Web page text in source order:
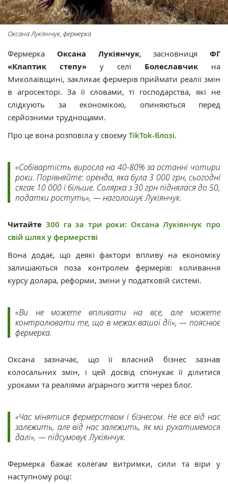
Оксана Лукіянчук, фермерка
Фермерка Оксана Лукіянчук, засновниця ФГ
«Клаптик степу» у селі Болеславчик на
Миколаївщині, закликає фермерів приймати реалії змін
в агросекторі. За її словами, ті господарства, які не
слідкують за економікою, опиняються перед
серйозними труднощами.
Про це вона розповіла у своєму TikTok-блозі.
«Собівартість виросла на 40-80% за останні чотири
роки. Порівняйте: оренда, яка була 3 000 грн, сьогодні
сягає 10 000 і більше. Солярка з 30 грн піднялася до 50,
податки ростуть», — наголошує Лукіянчук.
Читайте 300 га за три роки: Оксана Лукіянчук про
свій шлях у фермерстві
Вона додає, що деякі фактори впливу на економіку
залишаються поза контролем фермерів: коливання
курсу долара, реформи, зміни у податковій системі.
«Ви не можете впливати на все, але можете
контролювати те, що в межах вашої дії», — пояснює
фермерка.
Оксана зазначає, що її власний бізнес зазнав
колосальних змін, і цей досвід спонукає її ділитися
уроками та реаліями аграрного життя через блог.
«Час мінятися фермерством і бізнесом. Не все від нас
залежить, але від нас залежить, як ми рухатимемося
далі», — підсумовує Лукіянчук.
Фермерка бажає колегам витримки, сили та віри у
наступному році: